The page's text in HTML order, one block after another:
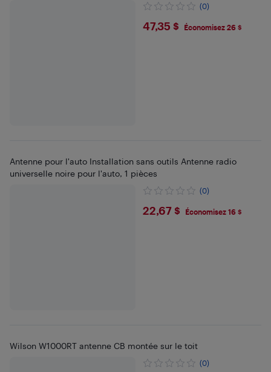
(0)
$47.35
47,35 $ Économisez 26 $
Antenne pour l'auto Installation sans outils Antenne radio
universelle noire pour l'auto, 1 pièces
(0)
$22.67
22,67 $ Économisez 16 $
Wilson W1000RT antenne CB montée sur le toit
(0)